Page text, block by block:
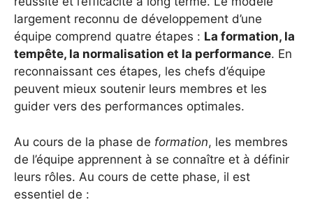
largement reconnu de développement d’une
équipe comprend quatre étapes : La formation, la
tempête, la normalisation et la performance. En
reconnaissant ces étapes, les chefs d’équipe
peuvent mieux soutenir leurs membres et les
guider vers des performances optimales.
Au cours de la phase de formation, les membres
de l’équipe apprennent à se connaître et à définir
leurs rôles. Au cours de cette phase, il est
essentiel de :